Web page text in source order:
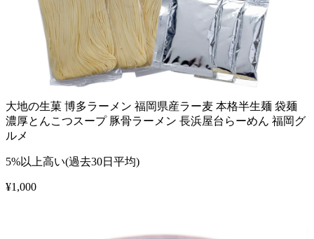
大地の生菓 博多ラーメン 福岡県産ラー麦 本格半生麺 袋麺
濃厚とんこつスープ 豚骨ラーメン 長浜屋台らーめん 福岡グ
ルメ
5%以上高い(過去30日平均)
¥1,000